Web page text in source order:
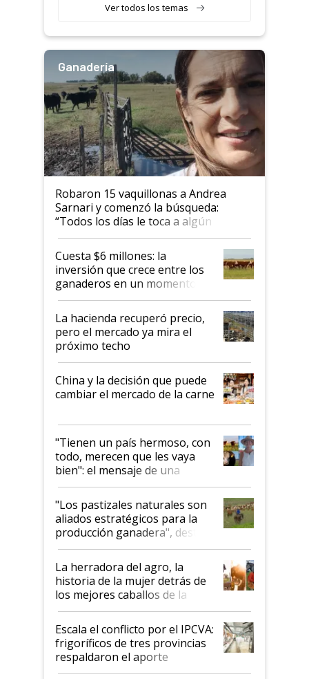
Ver todos los temas
Ganadería
Robaron 15 vaquillonas a Andrea
Sarnari y comenzó la búsqueda:
“Todos los días le toca a algún
productor”
Cuesta $6 millones: la
inversión que crece entre los
ganaderos en un momento
histórico para la actividad
La hacienda recuperó precio,
pero el mercado ya mira el
próximo techo
China y la decisión que puede
cambiar el mercado de la carne
"Tienen un país hermoso, con
todo, merecen que les vaya
bien": el mensaje de una
ganadera uruguaya sobre las
oportunidades que se abren
para el agro en Argentina, con
foco en la carne
"Los pastizales naturales son
aliados estratégicos para la
producción ganadera", destaca
la iniciativa que ya reúne a 46
establecimientos en Argentina
La herradora del agro, la
historia de la mujer detrás de
los mejores caballos de la
Argentina y los mitos que
todavía hacen sufrir a estos
animales: "Mientras me
descalificaban, yo seguí
haciendo currículum"
Escala el conflicto por el IPCVA:
frigoríficos de tres provincias
respaldaron el aporte
obligatorio